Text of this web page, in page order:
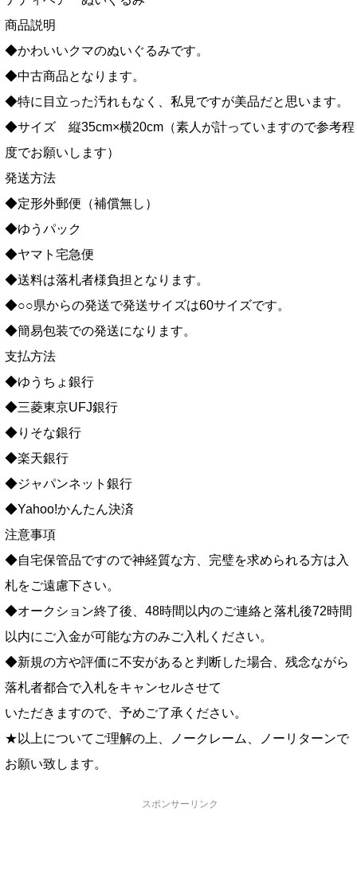
商品説明
◆かわいいクマのぬいぐるみです。
◆中古商品となります。
◆特に目立った汚れもなく、私見ですが美品だと思います。
◆サイズ 縦35cm×横20cm（素人が計っていますので参考程
度でお願いします）
発送方法
◆定形外郵便（補償無し）
◆ゆうパック
◆ヤマト宅急便
◆送料は落札者様負担となります。
◆○○県からの発送で発送サイズは60サイズです。
◆簡易包装での発送になります。
支払方法
◆ゆうちょ銀行
◆三菱東京UFJ銀行
◆りそな銀行
◆楽天銀行
◆ジャパンネット銀行
◆Yahoo!かんたん決済
注意事項
◆自宅保管品ですので神経質な方、完璧を求められる方は入
札をご遠慮下さい。
◆オークション終了後、48時間以内のご連絡と落札後72時間
以内にご入金が可能な方のみご入札ください。
◆新規の方や評価に不安があると判断した場合、残念ながら
落札者都合で入札をキャンセルさせて
いただきますので、予めご了承ください。
★以上についてご理解の上、ノークレーム、ノーリターンで
お願い致します。
スポンサーリンク